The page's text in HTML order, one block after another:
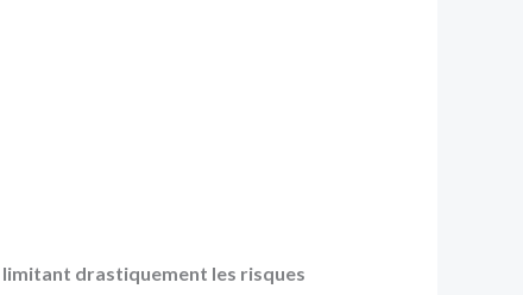
limitant drastiquement les risques